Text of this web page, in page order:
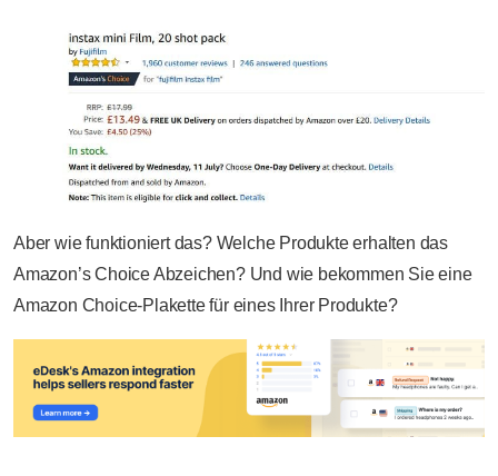
Aber wie funktioniert das? Welche Produkte erhalten das
Amazon’s Choice Abzeichen? Und wie bekommen Sie eine
Amazon Choice-Plakette für eines Ihrer Produkte?